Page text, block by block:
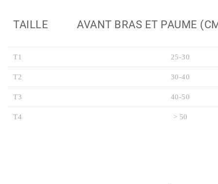
TAILLE AVANT BRAS ET PAUME
T1 25-30
T2 30-40
T3 40-50
T4 > 50